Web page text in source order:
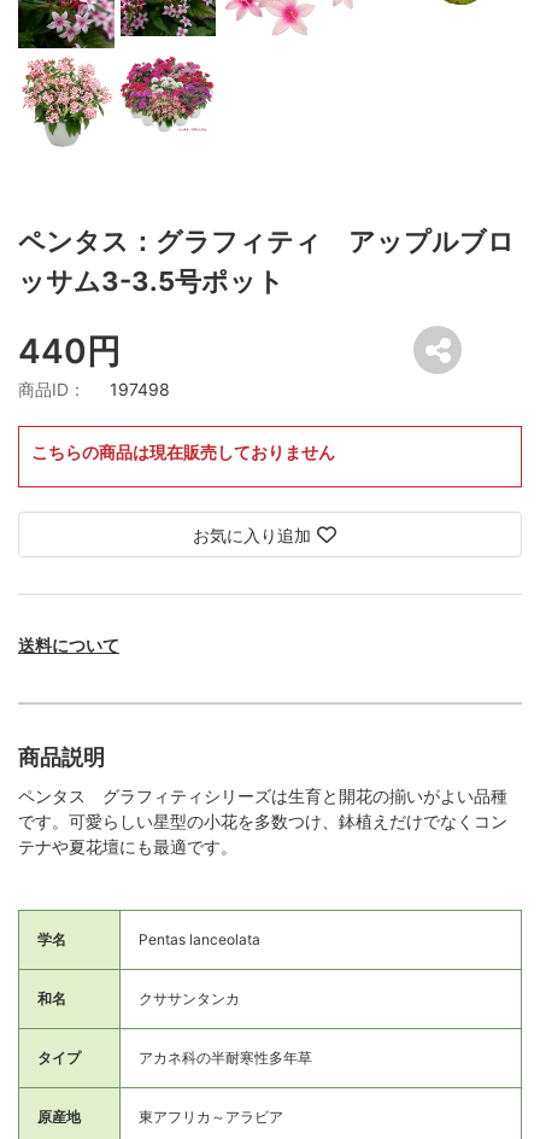
ペンタス：グラフィティ アップルブロ
ッサム3-3.5号ポット
440円
商品ID： 197498
こちらの商品は現在販売しておりません
お気に入り追加
送料について
商品説明
ペンタス グラフィティシリーズは生育と開花の揃いがよい品種
です。可愛らしい星型の小花を多数つけ、鉢植えだけでなくコン
テナや夏花壇にも最適です。
学名 Pentas lanceolata
和名 クササンタンカ
タイプ アカネ科の半耐寒性多年草
原産地 東アフリカ～アラビア